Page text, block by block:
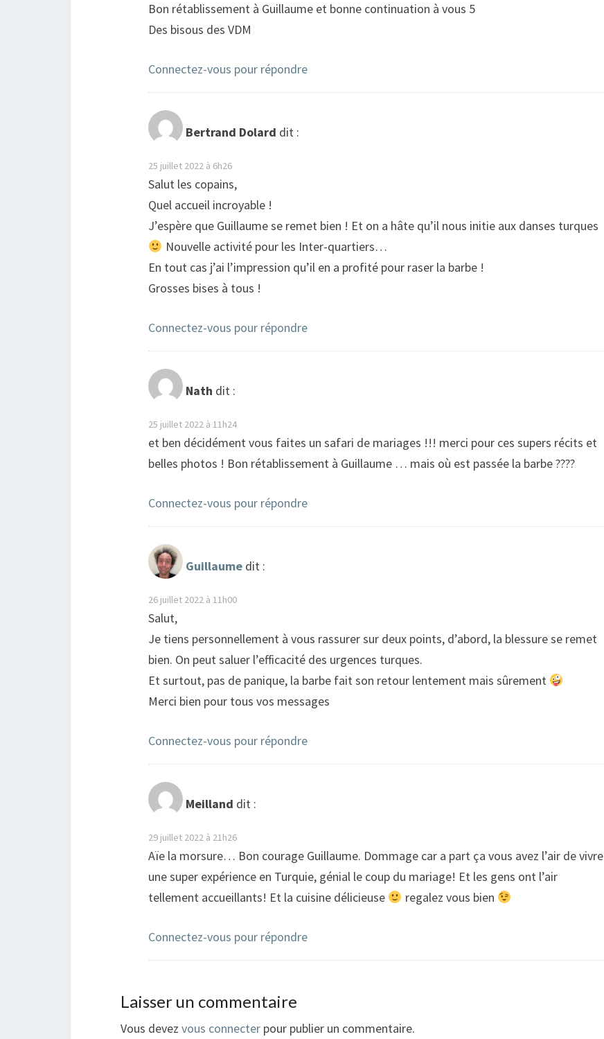
Bon rétablissement à Guillaume et bonne continuation à vous 5
Des bisous des VDM
Connectez-vous pour répondre
Bertrand Dolard dit :
25 juillet 2022 à 6h26
Salut les copains,
Quel accueil incroyable !
J’espère que Guillaume se remet bien ! Et on a hâte qu’il nous initie aux danses turques
Nouvelle activité pour les Inter-quartiers…
En tout cas j’ai l’impression qu’il en a profité pour raser la barbe !
Grosses bises à tous !
Connectez-vous pour répondre
Nath dit :
25 juillet 2022 à 11h24
et ben décidément vous faites un safari de mariages !!! merci pour ces supers récits et
belles photos ! Bon rétablissement à Guillaume … mais où est passée la barbe ????
Connectez-vous pour répondre
Guillaume dit :
26 juillet 2022 à 11h00
Salut,
Je tiens personnellement à vous rassurer sur deux points, d’abord, la blessure se remet
bien. On peut saluer l’efficacité des urgences turques.
Et surtout, pas de panique, la barbe fait son retour lentement mais sûrement
Merci bien pour tous vos messages
Connectez-vous pour répondre
Meilland dit :
29 juillet 2022 à 21h26
Aïe la morsure… Bon courage Guillaume. Dommage car a part ça vous avez l’air de vivre
une super expérience en Turquie, génial le coup du mariage! Et les gens ont l’air
tellement accueillants! Et la cuisine délicieuse
regalez vous bien
Connectez-vous pour répondre
Laisser un commentaire
Vous devez vous connecter pour publier un commentaire.